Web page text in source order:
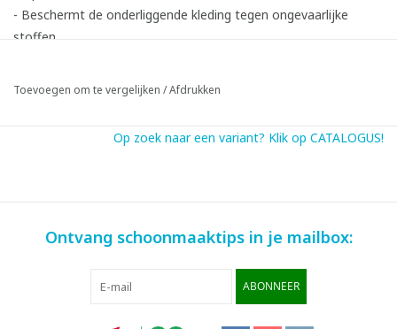
- Beschermt de onderliggende kleding tegen ongevaarlijke
stoffen
Toevoegen om te vergelijken /Afdrukken
Op zoek naar een variant? Klik op CATALOGUS!
Ontvang schoonmaaktips in je mailbox:
ABONNEER